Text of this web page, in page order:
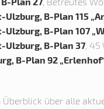
B-Plan 115
B-Plan 107
Ulzburg, B-Plan 37, 45
B-Plan 92
Überblick über alle